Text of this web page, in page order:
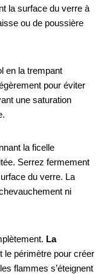
la surface du verre à
ou de poussière
en la trempant
pour éviter
une saturation
la ficelle
Serrez fermement
du verre. La
ni
La
le périmètre pour créer
flammes s’éteignent